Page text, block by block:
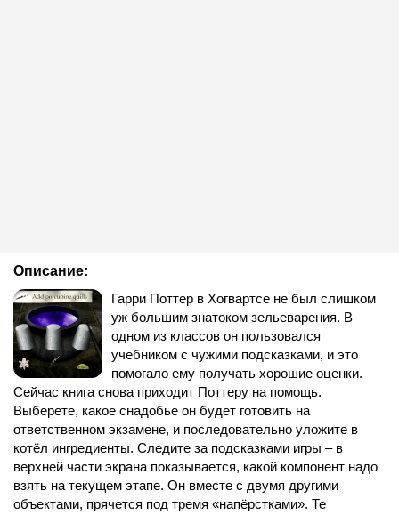
Описание:
Гарри Поттер в Хогвартсе не был слишком
уж большим знатоком зельеварения. В
одном из классов он пользовался
учебником с чужими подсказками, и это
помогало ему получать хорошие оценки.
Сейчас книга снова приходит Поттеру на помощь.
Выберете, какое снадобье он будет готовить на
ответственном экзамене, и последовательно уложите в
котёл ингредиенты. Следите за подсказками игры – в
верхней части экрана показывается, какой компонент надо
взять на текущем этапе. Он вместе с двумя другими
объектами, прячется под тремя «напёрстками». Те